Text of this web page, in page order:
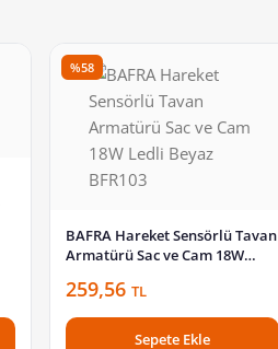
%58
BAFRA Hareket Sensörlü Tavan
Armatürü Sac ve Cam 18W
259,56 TL
Sepete Ekle